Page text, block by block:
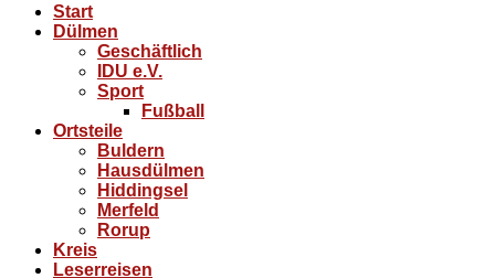
Start
Dülmen
Geschäftlich
IDU e.V.
Sport
Fußball
Ortsteile
Buldern
Hausdülmen
Hiddingsel
Merfeld
Rorup
Kreis
Leserreisen